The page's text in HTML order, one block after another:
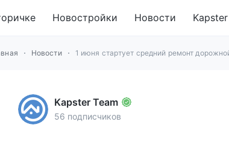
Новостройки Новости
Новости 1 июня стартует средний ремонт
Kapster Team
56 подписчиков